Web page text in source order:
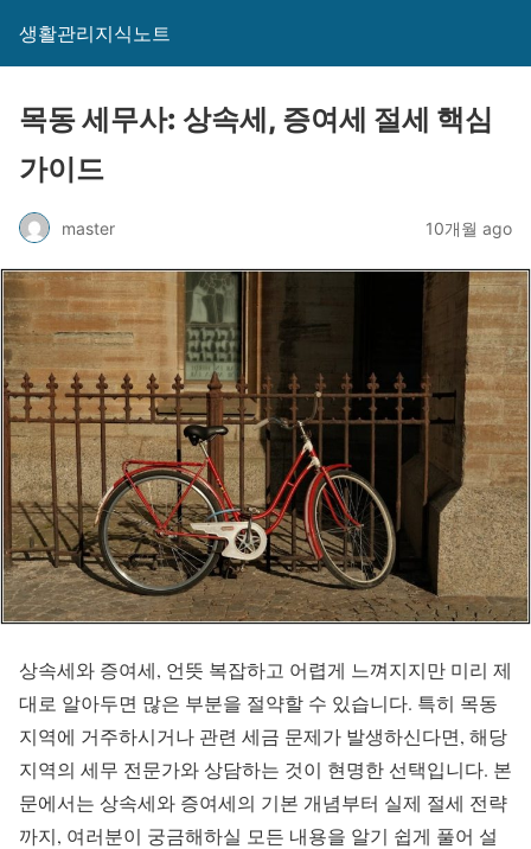
생활관리지식노트
목동 세무사: 상속세, 증여세 절세 핵심
가이드
master 10개월 ago
상속세와 증여세, 언뜻 복잡하고 어렵게 느껴지지만 미리 제
대로 알아두면 많은 부분을 절약할 수 있습니다. 특히 목동
지역에 거주하시거나 관련 세금 문제가 발생하신다면, 해당
지역의 세무 전문가와 상담하는 것이 현명한 선택입니다. 본
문에서는 상속세와 증여세의 기본 개념부터 실제 절세 전략
까지, 여러분이 궁금해하실 모든 내용을 알기 쉽게 풀어 설